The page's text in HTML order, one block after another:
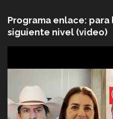
Programa enlace:
siguiente nivel (video)